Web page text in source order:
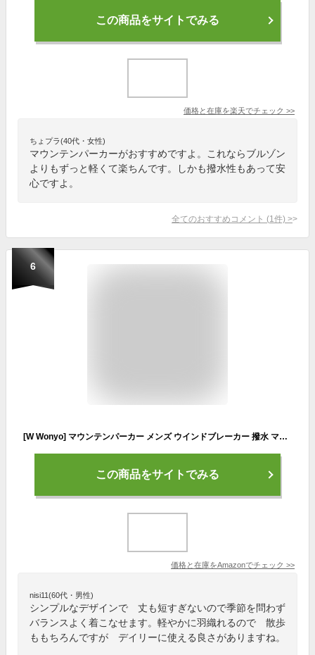
この商品をサイトでみる
価格と在庫を楽天でチェック >>
ちょプラ(40代・女性)
マウンテンパーカーがおすすめですよ。これならブルゾン
よりもずっと軽くて楽ちんです。しかも撥水性もあって安
心ですよ。
全てのおすすめコメント (1 件) >
6
[W Wonyo] マウンテンパーカー メンズ ウインドブレーカー 撥水 マウンテンジャケット 防風 アウター 軽量 秋服 大きいサイズ 上着 秋冬 防寒着 アウトドア ジャンパー オシャレ アノラックパーカー ユーティリティ brown 2XL
この商品をサイトでみる
価格と在庫をAmazonでチェック >>
nisi11(60代・男性)
シンプルなデザインで 丈も短すぎないので季節を問わず
バランスよく着こなせます。軽やかに羽織れるので 散歩
ももちろんですが デイリーに使える良さがありますね。